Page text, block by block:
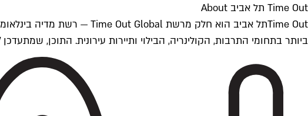
Time Out תל אביב About
ביותר בתחומי התרבות, הקולינריה, הבילוי ותיירות עירונית. התוכן, שמתעדכן 24/7, נכתב ונערך על ידי צוות עיתונאים מקצועי מקומי בישראל, בהתאם לסטנדרטים של Time Out העולמית.